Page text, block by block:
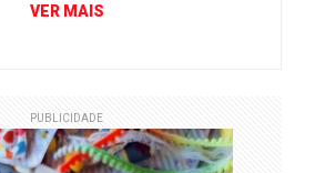
VER MAIS
PUBLICIDADE